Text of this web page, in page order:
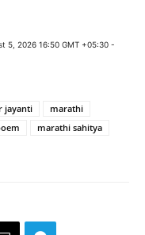
5, 2026 16:50 GMT +05:30 -
jayanti
marathi
marathi sahitya